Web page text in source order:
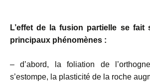
L’effet de la fusion partielle se fait
principaux phénomènes :
– d’abord, la foliation de
s’estompe, la plasticité de la roche